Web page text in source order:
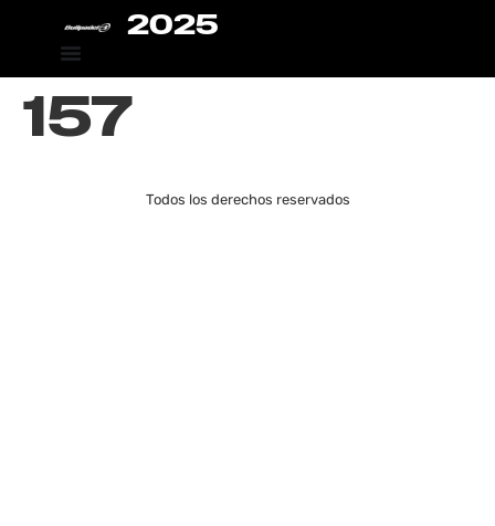
2025
157
Todos los derechos reservados